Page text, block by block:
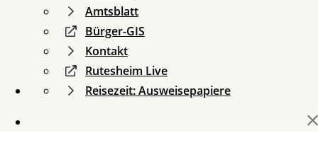
Amtsblatt
Bürger-GIS
Kontakt
Rutesheim Live
Reisezeit: Ausweisepapiere